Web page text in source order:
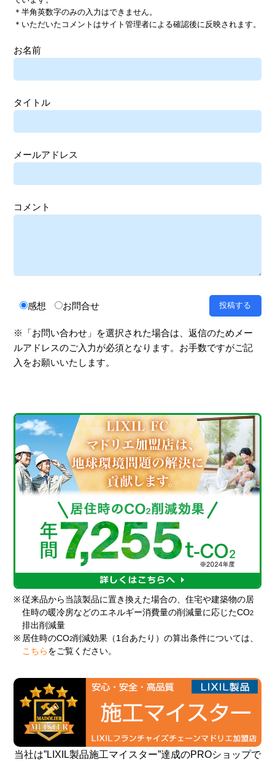
＊半角英数字のみの入力はできません。
＊いただいたコメントはサイト管理者による確認後に反映されます。
お名前
タイトル
メールアドレス
コメント
感想 お問合せ
※「お問い合わせ」を選択された場合は、返信のためメー
ルアドレスのご入力が必須となります。お手数ですがご記
入をお願いいたします。
※ 従来品から当該製品に置き換えた場合の、住宅や建築物の居
住時の暖冷房などのエネルギー消費量の削減量に応じたCO2
排出削減量
※ 居住時のCO2削減効果（1台あたり）の算出条件については、
こちら をご覧ください。
当社は”LIXIL製品施工マイスター”達成のPROショップで